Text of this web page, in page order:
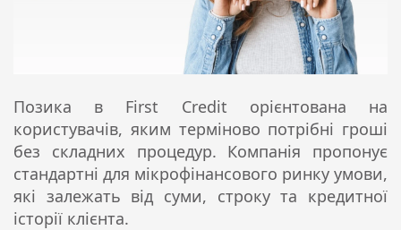
Позика в First Credit орієнтована на
користувачів, яким терміново потрібні гроші
без складних процедур. Компанія пропонує
стандартні для мікрофінансового ринку умови,
які залежать від суми, строку та кредитної
історії клієнта.